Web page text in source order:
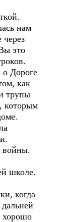
нам
это
о Дороге
как
трупы
которым
войны.
школе.
когда
хорошо